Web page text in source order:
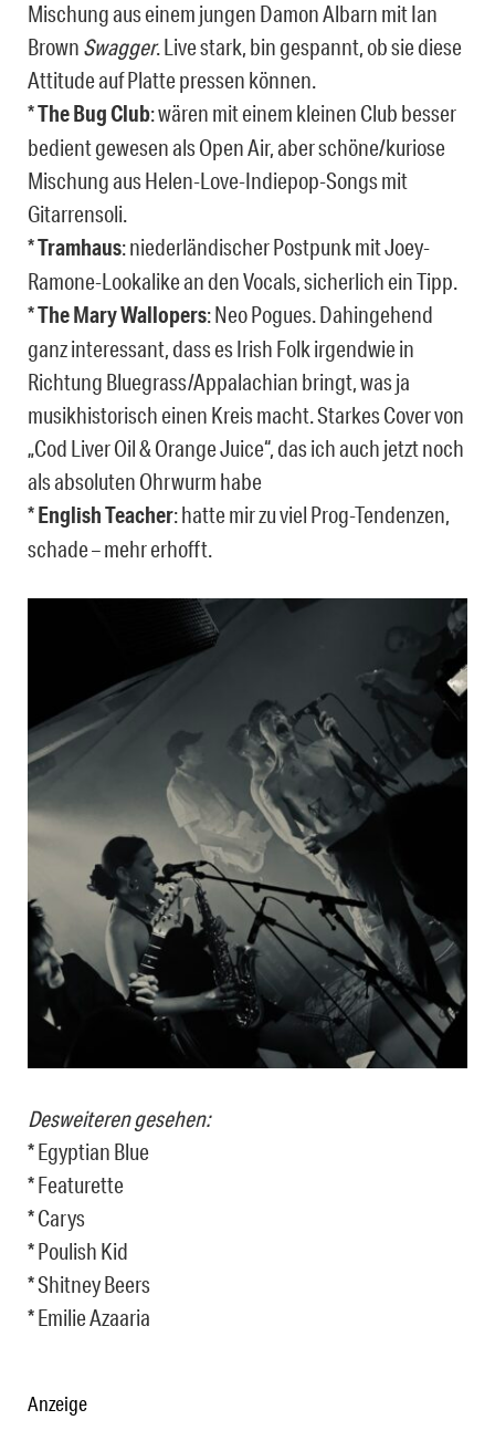
Mischung aus einem jungen Damon Albarn mit Ian
Brown Swagger. Live stark, bin gespannt, ob sie diese
Attitude auf Platte pressen können.
*The Bug Club: wären mit einem kleinen Club besser
bedient gewesen als Open Air, aber schöne/kuriose
Mischung aus Helen-Love-Indiepop-Songs mit
Gitarrensoli.
*Tramhaus: niederländischer Postpunk mit Joey-
Ramone-Lookalike an den Vocals, sicherlich ein Tipp.
*The Mary Wallopers: Neo Pogues. Dahingehend
ganz interessant, dass es Irish Folk irgendwie in
Richtung Bluegrass/Appalachian bringt, was ja
musikhistorisch einen Kreis macht. Starkes Cover von
„Cod Liver Oil & Orange Juice“, das ich auch jetzt noch
als absoluten Ohrwurm habe
*English Teacher: hatte mir zu viel Prog-Tendenzen,
schade – mehr erhofft.
Desweiteren gesehen:
* Egyptian Blue
* Featurette
* Carys
* Poulish Kid
* Shitney Beers
* Emilie Azaaria
Anzeige